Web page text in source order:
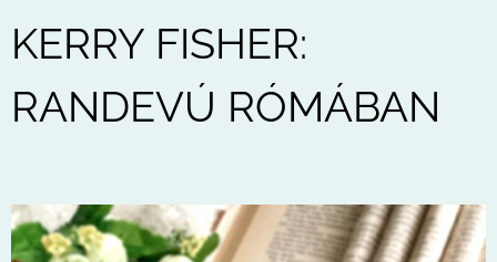
KERRY FISHER:
RANDEVÚ RÓMÁBAN